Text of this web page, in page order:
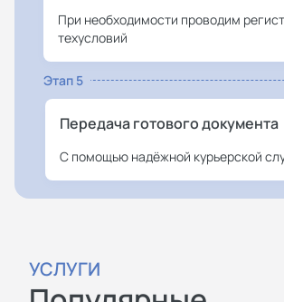
При необходимости проводим
техусловий
Этап 5
Передача готового документа
С помощью надёжной курьерской
УСЛУГИ